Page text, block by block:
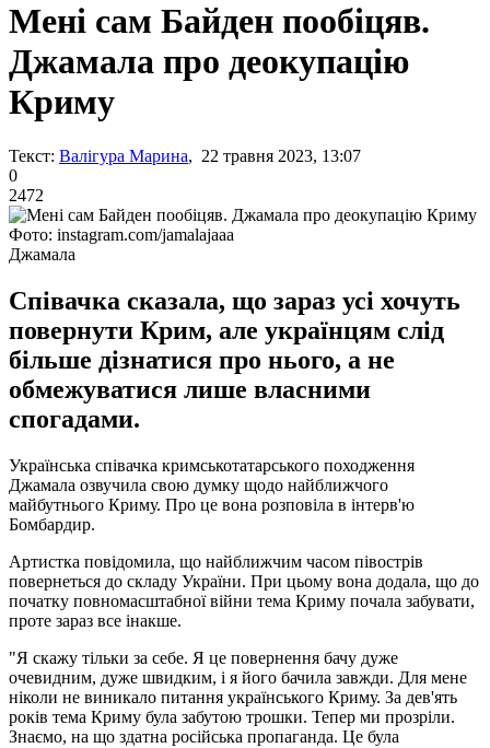
Мені сам Байден пообіцяв.
Джамала про деокупацію
Криму
Текст: Валігура Марина, 22 травня 2023, 13:07
0
2472
Фото: instagram.com/jamalajaaa
Джамала
Співачка сказала, що зараз усі хочуть
повернути Крим, але українцям слід
більше дізнатися про нього, а не
обмежуватися лише власними
спогадами.
Українська співачка кримськотатарського походження
Джамала озвучила свою думку щодо найближчого
майбутнього Криму. Про це вона розповіла в інтерв'ю
Бомбардир.
Артистка повідомила, що найближчим часом півострів
повернеться до складу України. При цьому вона додала, що до
початку повномасштабної війни тема Криму почала забувати,
проте зараз все інакше.
"Я скажу тільки за себе. Я це повернення бачу дуже
очевидним, дуже швидким, і я його бачила завжди. Для мене
ніколи не виникало питання українського Криму. За дев'ять
років тема Криму була забутою трошки. Тепер ми прозріли.
Знаємо, на що здатна російська пропаганда. Це була